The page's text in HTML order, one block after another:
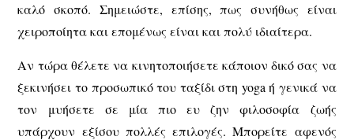
καλό σκοπό. Σημειώστε, επίσης, πως συνήθως είναι
χειροποίητα και επομένως είναι και πολύ ιδιαίτερα.
Αν τώρα θέλετε να κινητοποιήσετε κάποιον δικό σας να
ξεκινήσει το προσωπικό του ταξίδι στη yoga ή γενικά να
τον μυήσετε σε μία πιο ευ ζην φιλοσοφία ζωής
υπάρχουν εξίσου πολλές επιλογές. Μπορείτε αφενός